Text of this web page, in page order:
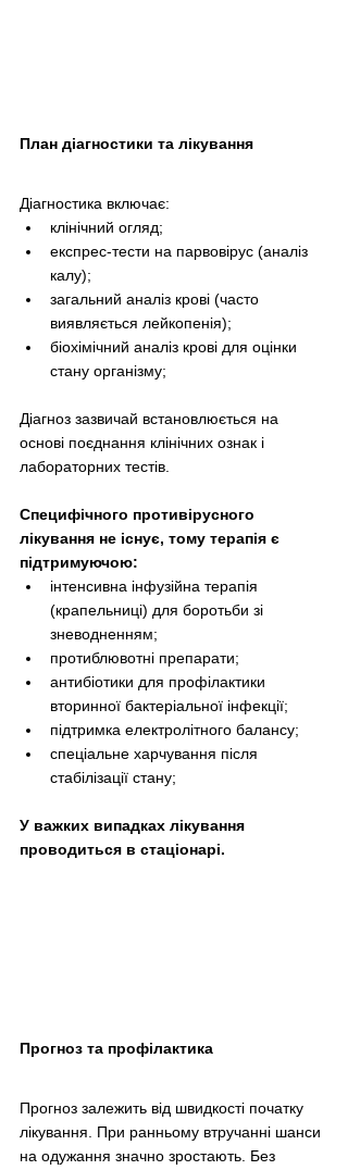
План діагностики та лікування
Діагностика включає:
клінічний огляд;
експрес-тести на парвовірус (аналіз
калу);
загальний аналіз крові (часто
виявляється лейкопенія);
біохімічний аналіз крові для оцінки
стану організму;
Діагноз зазвичай встановлюється на
основі поєднання клінічних ознак і
лабораторних тестів.
Специфічного противірусного
лікування не існує, тому терапія є
підтримуючою:
інтенсивна інфузійна терапія
(крапельниці) для боротьби зі
зневодненням;
протиблювотні препарати;
антибіотики для профілактики
вторинної бактеріальної інфекції;
підтримка електролітного балансу;
спеціальне харчування після
стабілізації стану;
У важких випадках лікування
проводиться в стаціонарі.
Прогноз та профілактика
Прогноз залежить від швидкості початку
лікування. При ранньому втручанні шанси
на одужання значно зростають. Без